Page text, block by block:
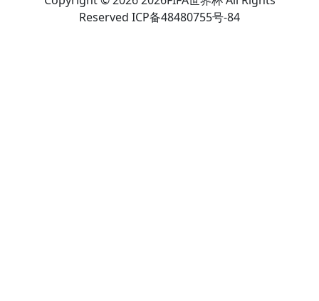
Reserved ICP备48480755号-84